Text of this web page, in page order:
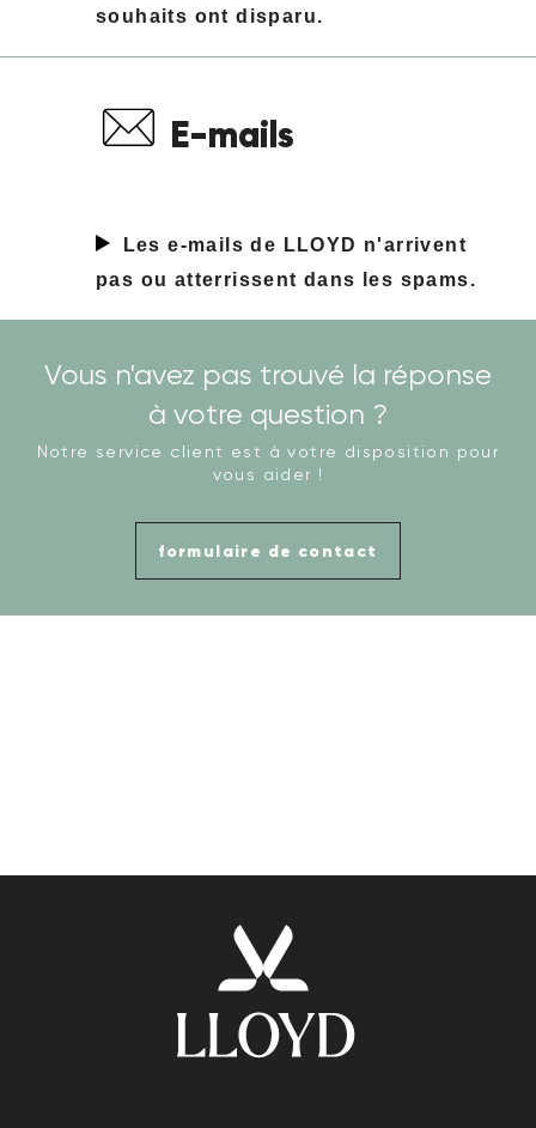
souhaits ont disparu.
E-mails
Les e-mails de LLOYD n'arrivent
pas ou atterrissent dans les spams.
Vous n'avez pas trouvé la réponse
à votre question ?
Notre service client est à votre disposition pour
vous aider !
formulaire de contact